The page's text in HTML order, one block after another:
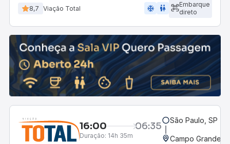
8,7 Viação Total ac_unit wc
Embarque
direto
16:00 06:35
Duração: 14h 35m
São Paulo, SP -
Campo Grande,